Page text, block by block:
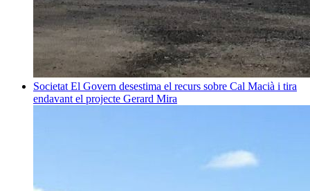
Societat El Govern desestima el recurs sobre Cal Macià i tira
endavant el projecte Gerard Mira